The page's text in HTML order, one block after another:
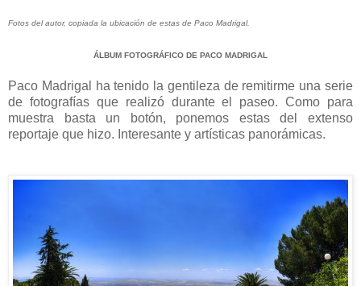
Fotos del autor, copiada la ubicación de estas de Paco Madrigal.
ÁLBUM FOTOGRÁFICO DE PACO MADRIGAL
Paco Madrigal ha tenido la gentileza de remitirme una serie
de fotografías que realizó durante el paseo. Como para
muestra basta un botón, ponemos estas del extenso
reportaje que hizo. Interesante y artísticas panorámicas.